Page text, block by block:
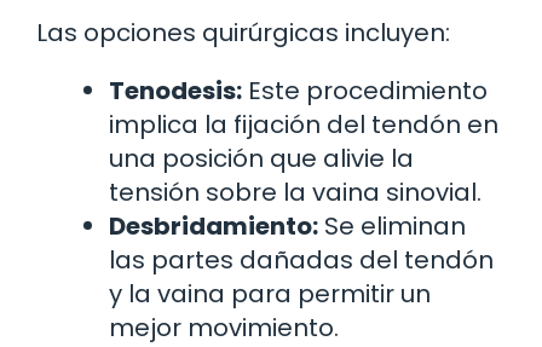
Las opciones quirúrgicas incluyen:
Tenodesis: Este procedimiento
implica la fijación del tendón en
una posición que alivie la
tensión sobre la vaina sinovial.
Desbridamiento: Se eliminan
las partes dañadas del tendón
y la vaina para permitir un
mejor movimiento.